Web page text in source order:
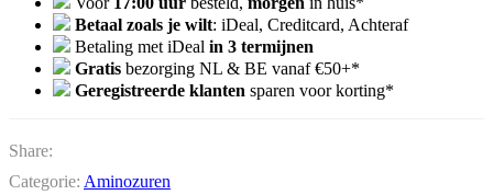
Betaal zoals je wilt: iDeal, Creditcard, Achteraf
Betaling met iDeal in 3 termijnen
Gratis bezorging NL & BE vanaf €50+*
Geregistreerde klanten sparen voor korting*
Share:
Categorie: Aminozuren